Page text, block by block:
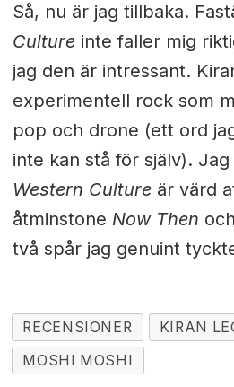
Så, nu är jag tillbaka.
Cultureinte faller mig
jag den är intressant.
experimentell rock som
pop och drone (ett ord
inte kan stå för själv).
Western Cultureär värd
åtminstone Now Then och
två spår jag genuint
RECENSIONER KIRAN
MOSHI MOSHI